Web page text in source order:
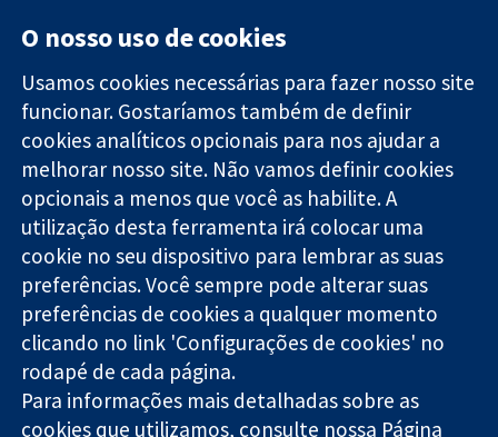
Evidências
confiáveis.
Decisões
informadas.
Melhor saúde.
11-13 Cavendish
Square
Londres
W1G 0AN
Reino Unido
Contato
Notícias
Assessoria de
imprensa
Sobre nós
Cochrane
Library
A Cochrane Collaboration é uma organização sem fins lucrativos
(caridade nº 1045921) e uma empresa limitada por garantia (nº
03044323) registrada na Inglaterra e no País de Gales.
O nosso uso de cookies
Usamos cookies necessárias para fazer nosso site
funcionar. Gostaríamos também de definir
cookies analíticos opcionais para nos ajudar a
melhorar nosso site. Não vamos definir cookies
opcionais a menos que você as habilite. A
utilização desta ferramenta irá colocar uma
cookie no seu dispositivo para lembrar as suas
preferências. Você sempre pode alterar suas
preferências de cookies a qualquer momento
clicando no link 'Configurações de cookies' no
rodapé de cada página.
Para informações mais detalhadas sobre as
cookies que utilizamos, consulte nossa Página